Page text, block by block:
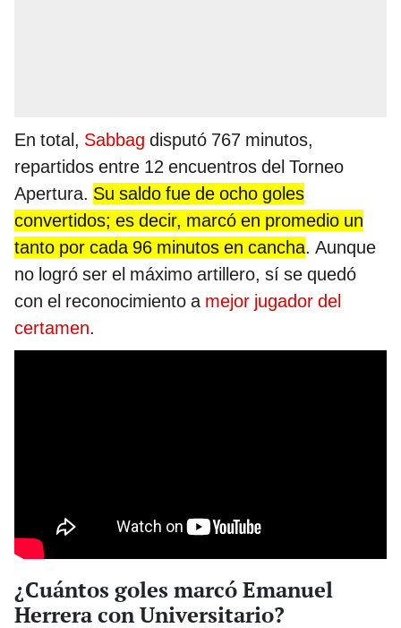
En total, Sabbag disputó 767 minutos,
repartidos entre 12 encuentros del Torneo
Apertura. Su saldo fue de ocho goles
convertidos; es decir, marcó en promedio un
tanto por cada 96 minutos en cancha. Aunque
no logró ser el máximo artillero, sí se quedó
con el reconocimiento a mejor jugador del
certamen.
¿Cuántos goles marcó Emanuel
Herrera con Universitario?